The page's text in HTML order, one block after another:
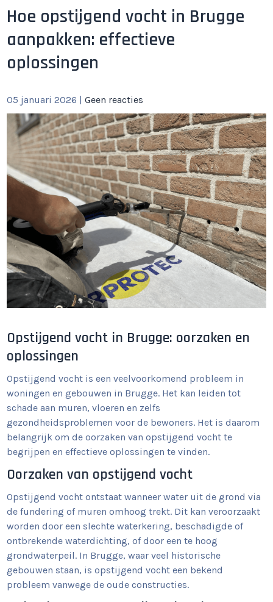
Hoe opstijgend vocht in Brugge
aanpakken: effectieve
oplossingen
05 januari 2026 |Geen reacties
Opstijgend vocht in Brugge: oorzaken en
oplossingen
Opstijgend vocht is een veelvoorkomend probleem in
woningen en gebouwen in Brugge. Het kan leiden tot
schade aan muren, vloeren en zelfs
gezondheidsproblemen voor de bewoners. Het is daarom
belangrijk om de oorzaken van opstijgend vocht te
begrijpen en effectieve oplossingen te vinden.
Oorzaken van opstijgend vocht
Opstijgend vocht ontstaat wanneer water uit de grond via
de fundering of muren omhoog trekt. Dit kan veroorzaakt
worden door een slechte waterkering, beschadigde of
ontbrekende waterdichting, of door een te hoog
grondwaterpeil. In Brugge, waar veel historische
gebouwen staan, is opstijgend vocht een bekend
probleem vanwege de oude constructies.